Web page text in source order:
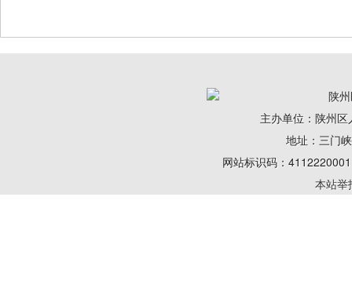
陕
主办单位：陕州
地址：三门
网站标识码：
本站举